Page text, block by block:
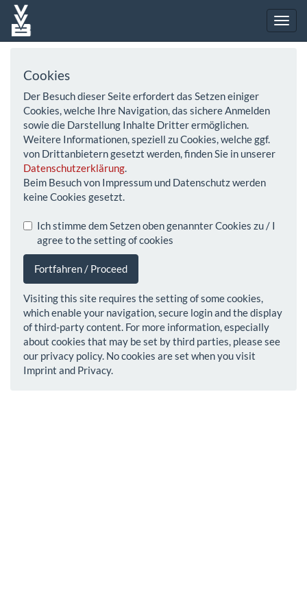
Cookies
Der Besuch dieser Seite erfordert das Setzen einiger
Cookies, welche Ihre Navigation, das sichere Anmelden
sowie die Darstellung Inhalte Dritter ermöglichen.
Weitere Informationen, speziell zu Cookies, welche ggf.
von Drittanbietern gesetzt werden, finden Sie in unserer
Datenschutzerklärung.
Beim Besuch von Impressum und Datenschutz werden
keine Cookies gesetzt.
Ich stimme dem Setzen oben genannter Cookies zu / I
agree to the setting of cookies
Fortfahren / Proceed
Visiting this site requires the setting of some cookies,
which enable your navigation, secure login and the display
of third-party content. For more information, especially
about cookies that may be set by third parties, please see
our privacy policy. No cookies are set when you visit
Imprint and Privacy.